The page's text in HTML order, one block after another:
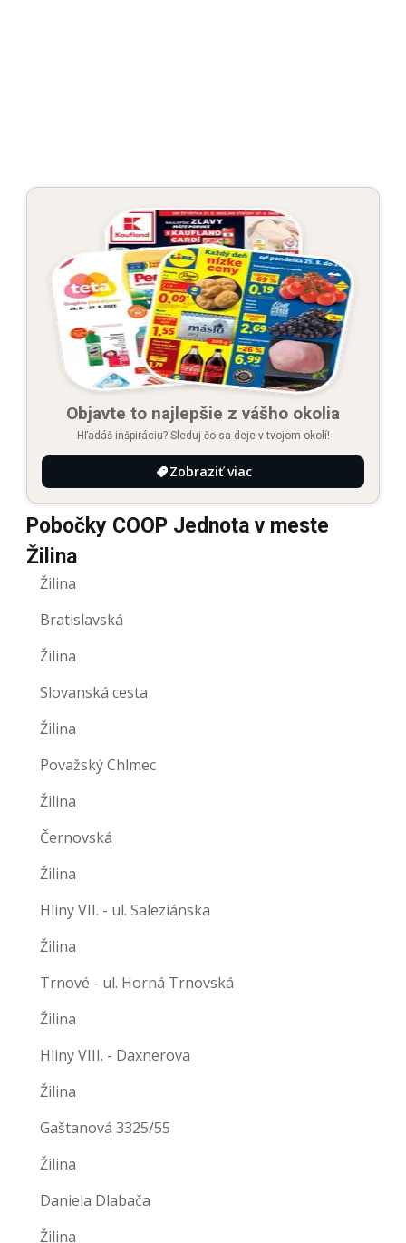
Objavte to najlepšie z vášho okolia
Hľadáš inšpiráciu? Sleduj čo sa deje v tvojom okolí!
Zobraziť viac
Pobočky COOP Jednota v meste
Žilina
Žilina
Bratislavská
Žilina
Slovanská cesta
Žilina
Považský Chlmec
Žilina
Černovská
Žilina
Hliny VII. - ul. Saleziánska
Žilina
Trnové - ul. Horná Trnovská
Žilina
Hliny VIII. - Daxnerova
Žilina
Gaštanová 3325/55
Žilina
Daniela Dlabača
Žilina